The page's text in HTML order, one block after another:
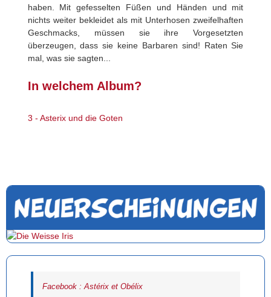
haben. Mit gefesselten Füßen und Händen und mit
nichts weiter bekleidet als mit Unterhosen zweifelhaften
Geschmacks, müssen sie ihre Vorgesetzten
überzeugen, dass sie keine Barbaren sind! Raten Sie
mal, was sie sagten...
In welchem Album?
3 - Asterix und die Goten
Facebook : Astérix et Obélix